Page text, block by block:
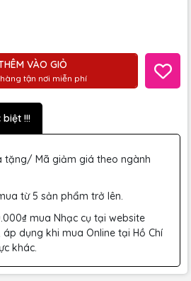
VÀO GIỎ
tận nơi miễn phí
!!!
tặng/ Mã giảm giá theo ngành
từ 5 sản phẩm trở lên.
mua Nhạc cụ tại website
dụng khi mua Online tại Hồ Chí
khác.